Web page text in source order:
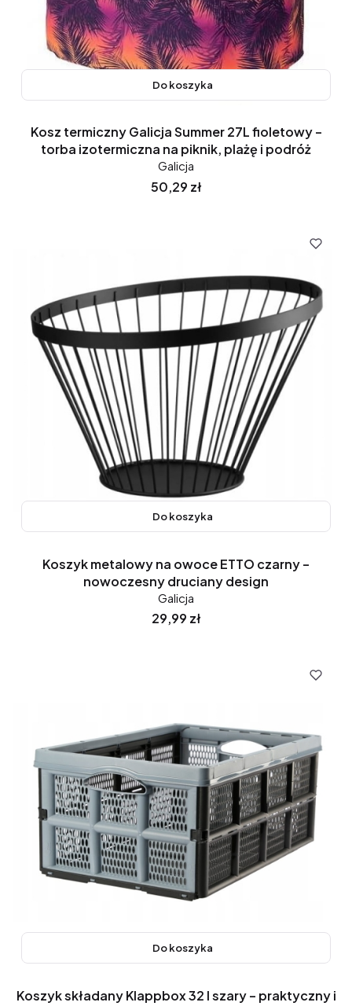
Do koszyka
Kosz termiczny Galicja Summer 27L fioletowy –
torba izotermiczna na piknik, plażę i podróż
Galicja
Cena
50,29 zł
Do koszyka
Koszyk metalowy na owoce ETTO czarny –
nowoczesny druciany design
Galicja
Cena
29,99 zł
Do koszyka
Koszyk składany Klappbox 32 l szary – praktyczny i